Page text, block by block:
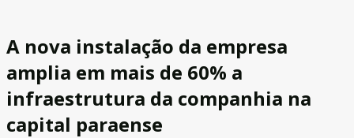
A nova instalação da empresa
amplia em mais de 60% a
infraestrutura da companhia na
capital paraense